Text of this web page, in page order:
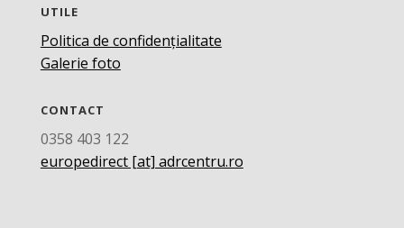
UTILE
Politica de confidențialitate
Galerie foto
CONTACT
0358 403 122
europedirect [at] adrcentru.ro